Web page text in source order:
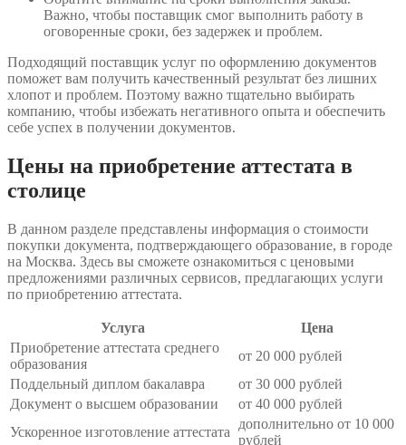
Важно, чтобы поставщик смог выполнить работу в
оговоренные сроки, без задержек и проблем.
Подходящий поставщик услуг по оформлению документов
поможет вам получить качественный результат без лишних
хлопот и проблем. Поэтому важно тщательно выбирать
компанию, чтобы избежать негативного опыта и обеспечить
себе успех в получении документов.
Цены на приобретение аттестата в
столице
В данном разделе представлены информация о стоимости
покупки документа, подтверждающего образование, в городе
на Москва. Здесь вы сможете ознакомиться с ценовыми
предложениями различных сервисов, предлагающих услуги
по приобретению аттестата.
Услуга
Цена
Приобретение аттестата среднего
образования
от 20 000 рублей
Поддельный диплом бакалавра
от 30 000 рублей
Документ о высшем образовании
от 40 000 рублей
Ускоренное изготовление аттестата
дополнительно от 10 000
рублей